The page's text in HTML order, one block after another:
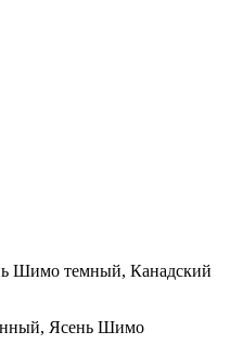
Шимо темный, Канадский
Ясень Шимо